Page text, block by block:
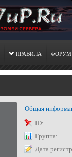
ПРАВИЛА ФОРУМ
Общая
ID:
Группа:
Дата